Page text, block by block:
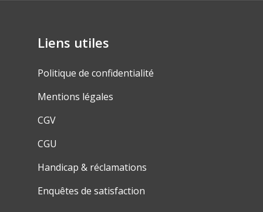
Liens utiles
Politique de confidentialité
Mentions légales
CGV
CGU
Handicap & réclamations
Enquêtes de satisfaction